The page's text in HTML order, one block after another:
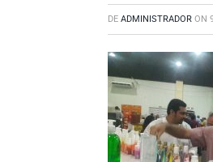
DE ADMINISTRADOR ON